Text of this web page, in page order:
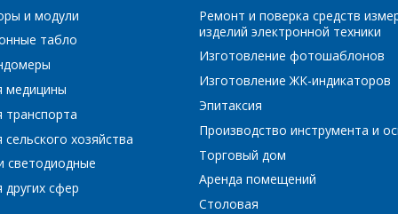
и модули
табло
медицины
транспорта
хозяйства
светодиодные
других сфер
Ремонт и поверка средств
изделий электронной техники
Изготовление фотошаблонов
Изготовление ЖК-индикаторов
Эпитаксия
Производство инструмента и
Торговый дом
Аренда помещений
Столовая
- обязательные поля
ОТПРАВИТЬ
ОТПРАВИТЬ